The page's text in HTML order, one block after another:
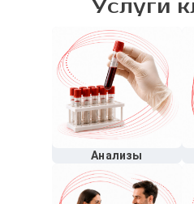
Услуги
Анализы